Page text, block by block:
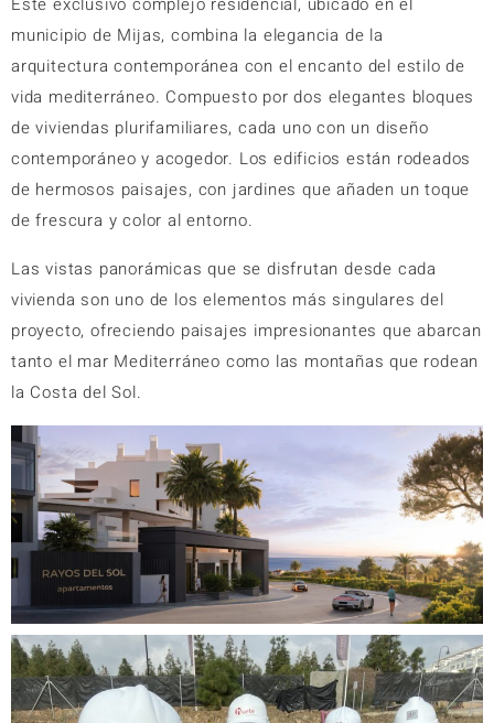
municipio de Mijas, combina la elegancia de la
arquitectura contemporánea con el encanto del estilo de
vida mediterráneo. Compuesto por dos elegantes bloques
de viviendas plurifamiliares, cada uno con un diseño
contemporáneo y acogedor. Los edificios están rodeados
de hermosos paisajes, con jardines que añaden un toque
de frescura y color alentorno.
Las vistas panorámicas que se disfrutan desde cada
vivienda son uno de los elementos más singulares del
proyecto, ofreciendo paisajes impresionantes que abarcan
tanto el mar Mediterráneo como las montañas que rodean
la Costa del Sol.